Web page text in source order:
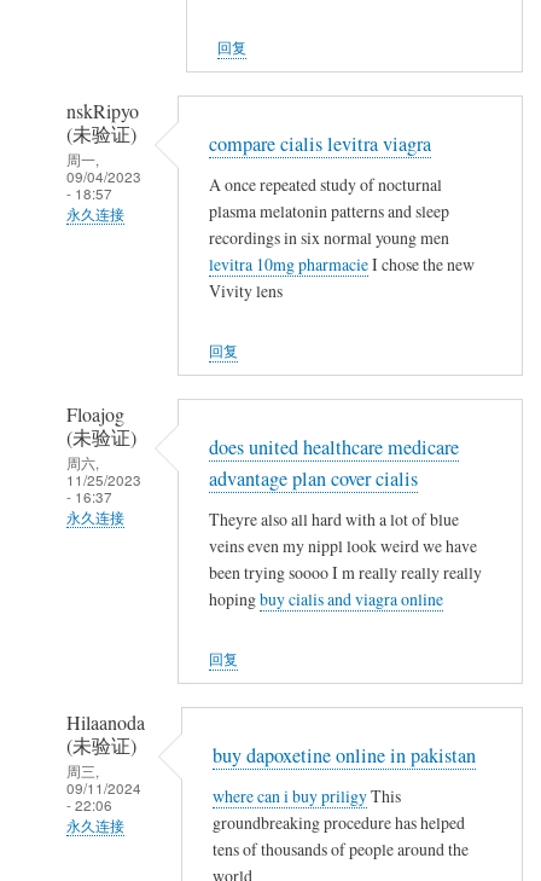
(未
验
证)
回
回复
nskRipyo
(未验证)
周一,
09/04/2023
- 18:57
永久连接
证)
回
复
农
compare cialis levitra viagra
A once repeated study of nocturnal
plasma melatonin patterns and sleep
recordings in six normal young men
levitra 10mg pharmacieI chose the new
Vivity lens
回复
Floajog
(未验证)
周六,
11/25/2023
- 16:37
永久连接
证)
回
复
农
does united healthcare medicare
advantage plan cover cialis
Theyre also all hard with a lot of blue
veins even my nippl look weird we have
been trying soooo I m really really really
hopingbuy cialis and viagra online
回复
Hilaanoda
(未验证)
周三,
09/11/2024
- 22:06
永久连接
buy dapoxetine online in pakistan
where can i buy priligyThis
groundbreaking procedure has helped
tens of thousands of people around the
world